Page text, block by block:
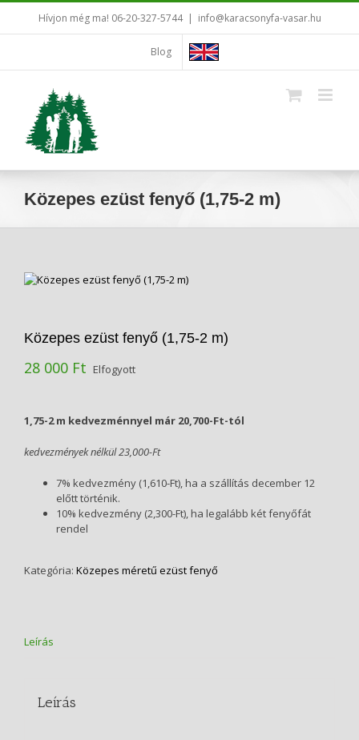
Kihagyás
Hívjon még ma! 06-20-327-5744 | info@karacsonyfa-vasar.hu
Blog
Közepes ezüst fenyő (1,75-2 m)
Közepes ezüst fenyő (1,75-2 m)
28 000 Ft Elfogyott
1,75-2 m kedvezménnyel már 20,700-Ft-tól
kedvezmények nélkül 23,000-Ft
7% kedvezmény (1,610-Ft), ha a szállítás december 12
előtt történik.
10% kedvezmény (2,300-Ft), ha legalább két fenyőfát
rendel
Kategória: Közepes méretű ezüst fenyő
Leírás
Leírás